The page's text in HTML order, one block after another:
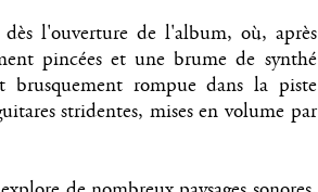
dès l'ouverture de l'album, où, après
pincées et une brume de synthé
rompue dans la piste
stridentes, mises en volume par